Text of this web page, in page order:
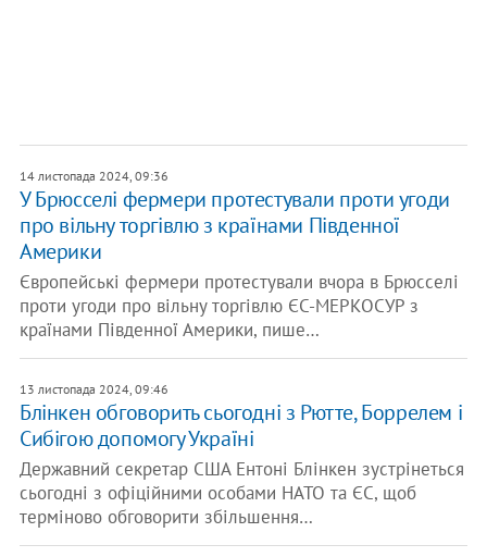
14 листопада 2024, 09:36
У Брюсселі фермери протестували проти угоди
про вільну торгівлю з країнами Південної
Америки
Європейські фермери протестували вчора в Брюсселі
проти угоди про вільну торгівлю ЄС-МЕРКОСУР з
країнами Південної Америки, пише…
13 листопада 2024, 09:46
Блінкен обговорить сьогодні з Рютте, Боррелем і
Сибігою допомогу Україні
Державний секретар США Ентоні Блінкен зустрінеться
сьогодні з офіційними особами НАТО та ЄС, щоб
терміново обговорити збільшення…